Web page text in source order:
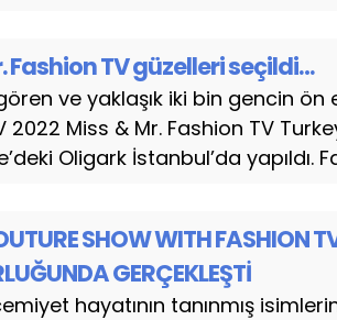
Fashion TV güzelleri seçildi…
ve yaklaşık iki bin gencin ön
2022 Miss & Mr. Fashion TV
Oligark İstanbul’da yapıldı.
SHOW WITH FASHION
GERÇEKLEŞTİ
hayatının tanınmış